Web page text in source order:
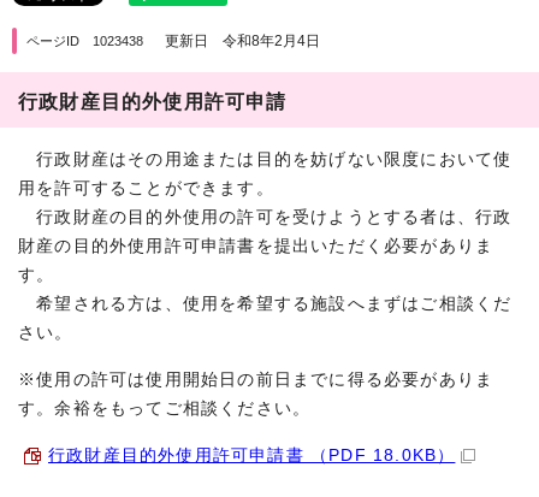
ページID 1023438 更新日 令和8年2月4日
行政財産目的外使用許可申請
行政財産はその用途または目的を妨げない限度において使
用を許可することができます。
行政財産の目的外使用の許可を受けようとする者は、行政
財産の目的外使用許可申請書を提出いただく必要がありま
す。
希望される方は、使用を希望する施設へまずはご相談くだ
さい。
※使用の許可は使用開始日の前日までに得る必要がありま
す。余裕をもってご相談ください。
行政財産目的外使用許可申請書 （PDF 18.0KB）